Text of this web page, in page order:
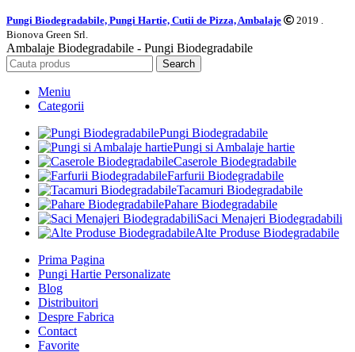
Pungi Biodegradabile, Pungi Hartie, Cutii de Pizza, Ambalaje
2019 .
Bionova Green Srl.
Ambalaje Biodegradabile - Pungi Biodegradabile
Search
Meniu
Categorii
Pungi Biodegradabile
Pungi si Ambalaje hartie
Caserole Biodegradabile
Farfurii Biodegradabile
Tacamuri Biodegradabile
Pahare Biodegradabile
Saci Menajeri Biodegradabili
Alte Produse Biodegradabile
Prima Pagina
Pungi Hartie Personalizate
Blog
Distribuitori
Despre Fabrica
Contact
Favorite